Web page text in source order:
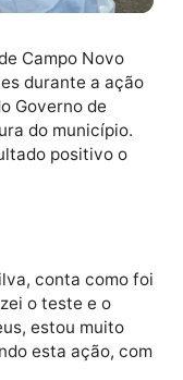
de Campo Novo
durante a
do Governo de
positivo o